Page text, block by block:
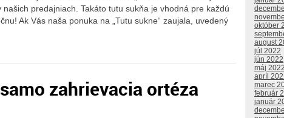
predajniach. Takáto tutu sukňa je vhodná pre každú
Ak Vás naša ponuka na „Tutu sukne“ zaujala, uvedený
zahrievacia ortéza
október
august
júl 2022
jún 2022
máj 2022
apríl
marec
február
január